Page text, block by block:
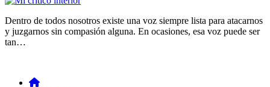
Dentro de todos nosotros existe una voz siempre lista para atacarnos
y juzgarnos sin compasión alguna. En ocasiones, esa voz puede ser
tan…